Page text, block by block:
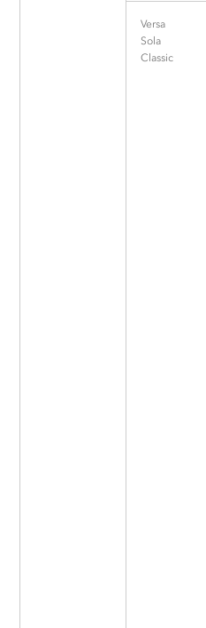
Versa
Sola
Classic